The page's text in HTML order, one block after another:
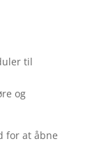
til
og
for at åbne